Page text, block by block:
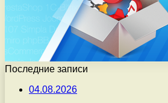
Последние записи
04.08.2026